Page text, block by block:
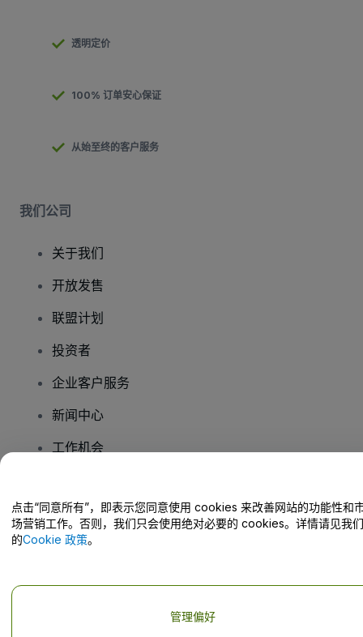
透明定价
100% 订单安心保证
从始至终的客户服务
我们公司
关于我们
开放发售
联盟计划
投资者
企业客户服务
新闻中心
工作机会
您有疑问吗？
帮助中心 / 联系我们
点击“同意所有”，即表示您同意使用 cookies 来改善网站的功能性和
场营销工作。否则，我们只会使用绝对必要的 cookies。详情请见我们
的Cookie 政策。
管理偏好